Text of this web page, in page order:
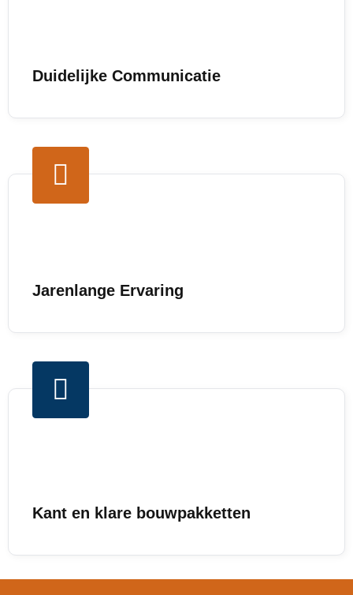
Duidelijke Communicatie
Jarenlange Ervaring
Kant en klare bouwpakketten